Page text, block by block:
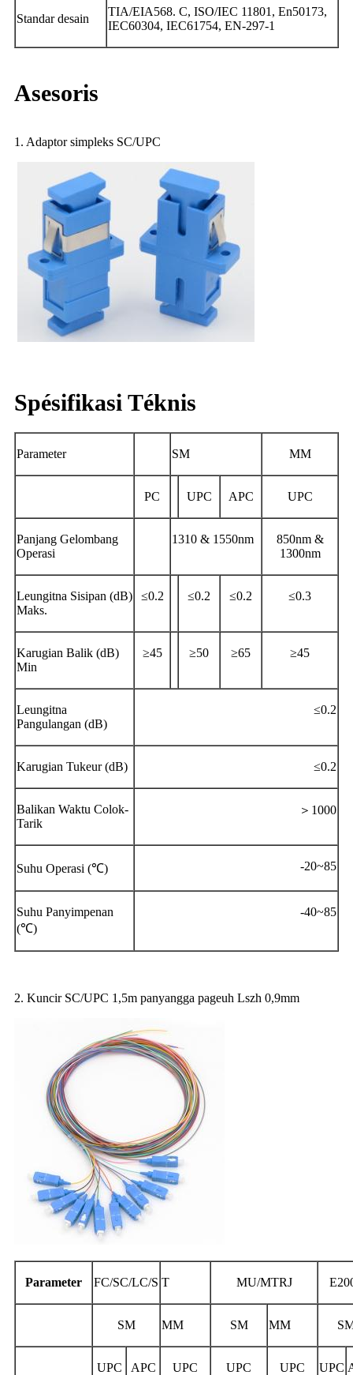
Standar desain
TIA/EIA568. C, ISO/IEC 11801, En50173,
IEC60304, IEC61754, EN-297-1
Asesoris
1. Adaptor simpleks SC/UPC
Spésifikasi Téknis
Parameter SM MM
PC UPC APC UPC
Panjang Gelombang
Operasi
1310 & 1550nm
850nm &
1300nm
Leungitna Sisipan (dB)
Maks.
≤0.2 ≤0.2 ≤0.2 ≤0.3
Karugian Balik (dB)
Min
≥45 ≥50 ≥65 ≥45
Leungitna
Pangulangan (dB)
≤0.2
Karugian Tukeur (dB) ≤0.2
Balikan Waktu Colok-
Tarik
＞1000
Suhu Operasi (℃) -20~85
Suhu Panyimpenan
(℃)
-40~85
2. Kuncir SC/UPC 1,5m panyangga pageuh Lszh 0,9mm
Parameter FC/SC/LC/S T MU/MTRJ
SM MM SM MM
UPC APC UPC UPC UPC UPC